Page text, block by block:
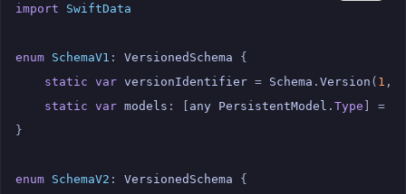
import SwiftData
enum SchemaV1 : VersionedSchema
{
static var versionIdentifier = Schema . Version ( 1 ,
static var models : [ any PersistentModel . Type ] =
}
enum SchemaV2 : VersionedSchema
{